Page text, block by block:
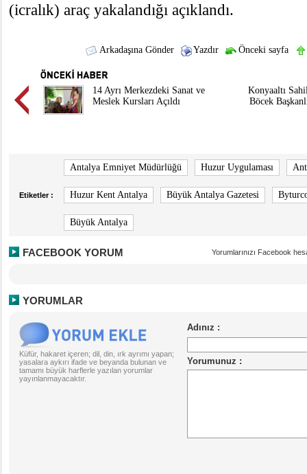
(icralık) araç yakalandığı açıklandı.
Arkadaşına Gönder Yazdır Önceki sayfa
14 Ayrı Merkezdeki Sanat ve
Meslek Kursları Açıldı
Konyaaltı
Böcek
Etiketler :
Antalya Emniyet Müdürlüğü Huzur Uygulaması
Huzur Kent Antalya Büyük Antalya Gazetesi
Büyük Antalya
FACEBOOK YORUM Yorumlarınızı Facebook
YORUMLAR
Küfür, hakaret içeren; dil, din, ırk ayrımı yapan;
yasalara aykırı ifade ve beyanda bulunan ve
tamamı büyük harflerle yazılan yorumlar
yayınlanmayacaktır.